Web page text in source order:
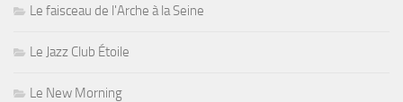
Le faisceau de l'Arche à la Seine
Le Jazz Club Étoile
Le New Morning